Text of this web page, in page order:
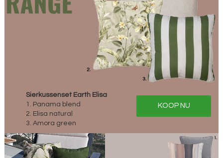
Sierkussenset Earth Elisa
1. Panama blend
2. Elisa natural
3. Amora green
KOOP NU